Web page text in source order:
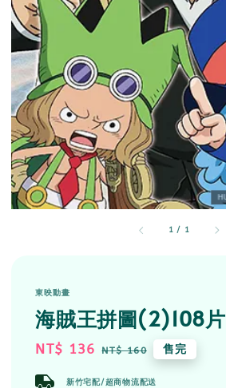
1 / 1
東映動畫
海賊王拼圖(2)108片
Sale
NT$ 136 Regular
NT$ 160 售完
新竹宅配/超商物流配送